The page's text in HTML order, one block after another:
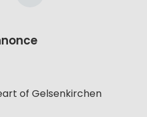
of Gelsenkirchen